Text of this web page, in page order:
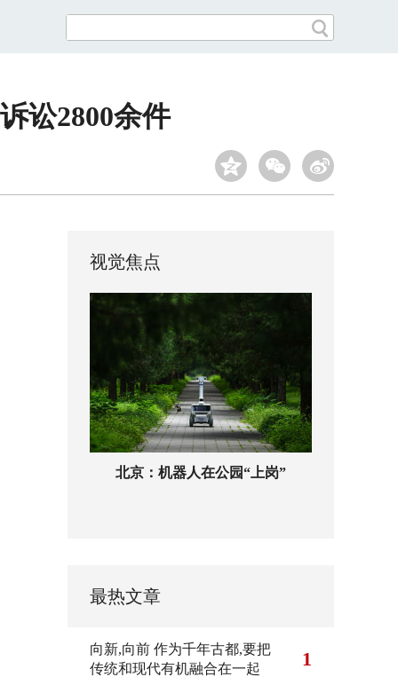
讼2800余件
视觉焦点
北京：机器人在公园“上岗”
最热文章
向新,向前 作为千年古都,要把
传统和现代有机融合在一起
1